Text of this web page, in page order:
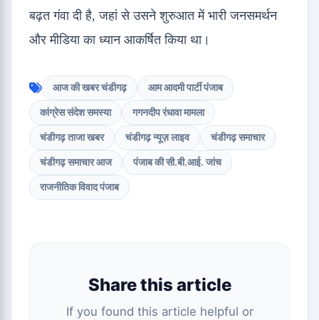
बढ़त गंवा दी है, जहां से उसने शुरुआत में भारी जनसमर्थन
और मीडिया का ध्यान आकर्षित किया था।
आज की खबर चंडीगढ़ आम आदमी पार्टी पंजाब
कांग्रेस संदेश समस्या गगनदीप रंधावा मामला
चंडीगढ़ ताजा खबर चंडीगढ़ न्यूज़ लाइव चंडीगढ़ समाचार
चंडीगढ़ समाचार आज पंजाब की सी.बी.आई. जांच
राजनीतिक विवाद पंजाब
Share this article
If you found this article helpful or